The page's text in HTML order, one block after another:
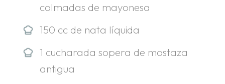
colmadas de mayonesa
150 cc de nata líquida
1 cucharada sopera de mostaza
antigua